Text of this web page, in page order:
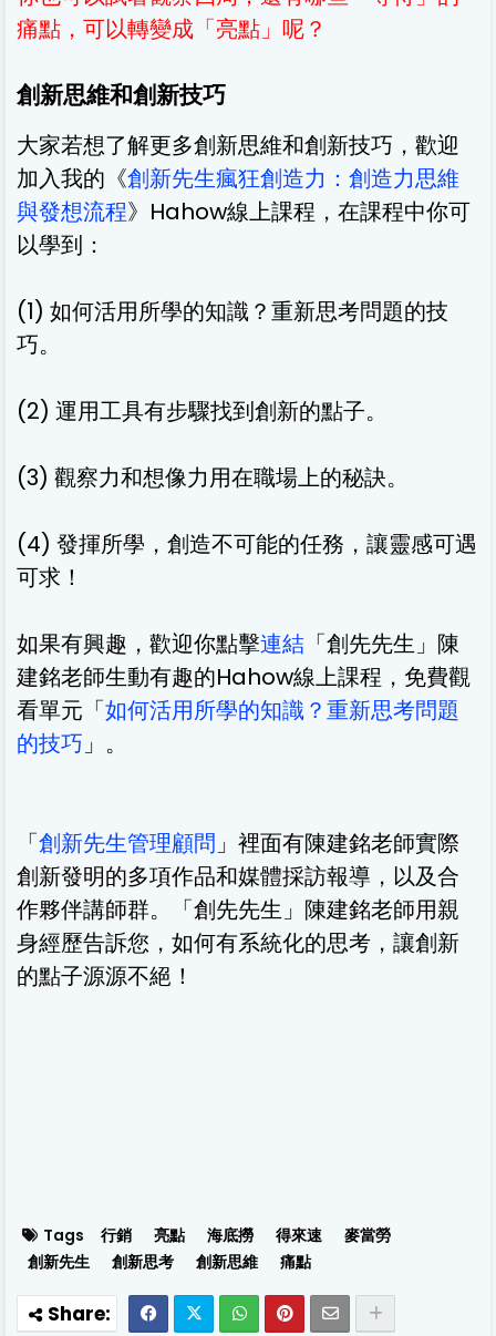
痛點，可以轉變成「亮點」呢？
創新思維和創新技巧
大家若想了解更多創新思維和創新技巧，歡迎
加入我的《創新先生瘋狂創造力：創造力思維
與發想流程》Hahow線上課程，在課程中你可
以學到：
(1) 如何活用所學的知識？重新思考問題的技
巧。
(2) 運用工具有步驟找到創新的點子。
(3) 觀察力和想像力用在職場上的秘訣。
(4) 發揮所學，創造不可能的任務，讓靈感可遇
可求！
如果有興趣，歡迎你點擊連結 「創先先生」陳
建銘老師生動有趣的Hahow線上課程，免費觀
看單元「如何活用所學的知識？重新思考問題
的技巧 」。
「創新先生管理顧問 」裡面有陳建銘老師實際
創新發明的多項作品和媒體採訪報導，以及合
作夥伴講師群。「創先先生」陳建銘老師用親
身經歷告訴您，如何有系統化的思考，讓創新
的點子源源不絕！
Tags 行銷 亮點 海底撈 得來速
麥當勞
創新先生
創新思考 創新思維 痛點